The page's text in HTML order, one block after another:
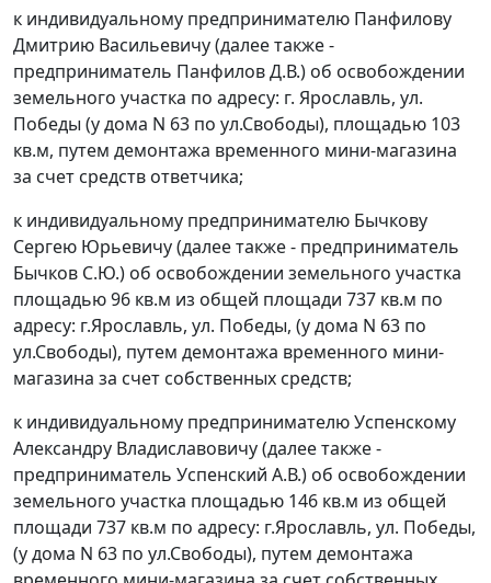
к индивидуальному предпринимателю Панфилову
Дмитрию Васильевичу (далее также -
предприниматель Панфилов Д.В.) об освобождении
земельного участка по адресу: г. Ярославль, ул.
Победы (у дома N 63 по ул.Свободы), площадью 103
кв.м, путем демонтажа временного мини-магазина
за счет средств ответчика;
к индивидуальному предпринимателю Бычкову
Сергею Юрьевичу (далее также - предприниматель
Бычков С.Ю.) об освобождении земельного участка
площадью 96 кв.м из общей площади 737 кв.м по
адресу: г.Ярославль, ул. Победы, (у дома N 63 по
ул.Свободы), путем демонтажа временного мини-
магазина за счет собственных средств;
к индивидуальному предпринимателю Успенскому
Александру Владиславовичу (далее также -
предприниматель Успенский А.В.) об освобождении
земельного участка площадью 146 кв.м из общей
площади 737 кв.м по адресу: г.Ярославль, ул. Победы,
(у дома N 63 по ул.Свободы), путем демонтажа